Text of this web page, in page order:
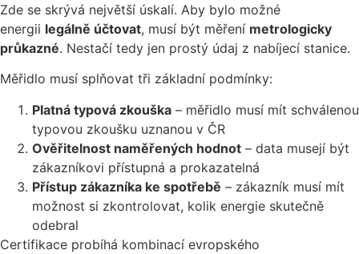
Zde se skrývá největší úskalí. Aby bylo možné
energii legálně účtovat, musí být měření metrologicky
průkazné. Nestačí tedy jen prostý údaj z nabíjecí stanice.
Měřidlo musí splňovat tři základní podmínky:
Platná typová zkouška – měřidlo musí mít schválenou
typovou zkoušku uznanou v ČR
Ověřitelnost naměřených hodnot – data musejí být
zákazníkovi přístupná a prokazatelná
Přístup zákazníka ke spotřebě – zákazník musí mít
možnost si zkontrolovat, kolik energie skutečně
odebral
Certifikace probíhá kombinací evropského